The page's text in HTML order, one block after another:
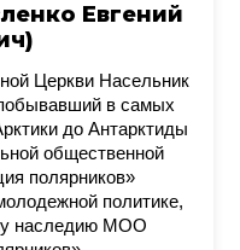
Евгений
Церкви Насельник
в самых
до Антарктиды
общественной
полярников»
политике,
наследию МОО